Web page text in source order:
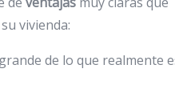
vivienda:
de lo que realmente